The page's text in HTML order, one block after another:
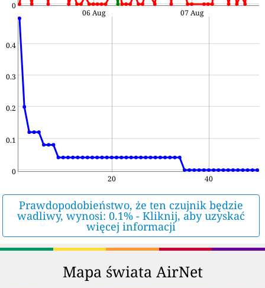
0
06 Aug 07 Aug
0
0.1
0.2
0.3
0.4
20 40
Prawdopodobieństwo, że ten czujnik będzie
wadliwy, wynosi: 0.1% - Kliknij, aby uzyskać
więcej informacji
Mapa świata AirNet